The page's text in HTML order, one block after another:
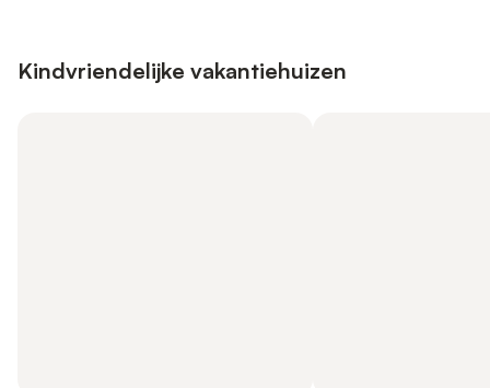
Kindvriendelijke vakantiehuizen